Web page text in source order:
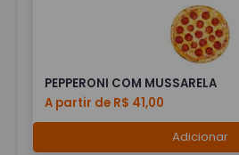
PEPPERONI COM MUSSARELA
A partir de R$ 41,00
Adicionar